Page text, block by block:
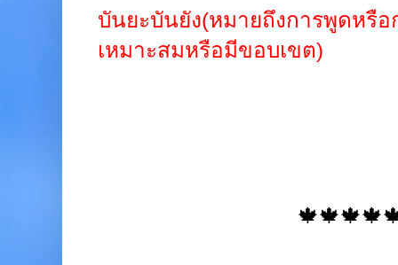
บันยะบันยัง(หมายถึงการพูดหรื
เหมาะสมหรือมีขอบเขต)